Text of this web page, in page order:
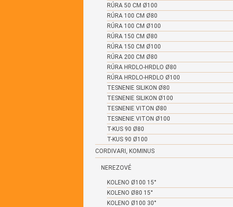
RÚRA 50 CM Ø100
RÚRA 100 CM Ø80
RÚRA 100 CM Ø100
RÚRA 150 CM Ø80
RÚRA 150 CM Ø100
RÚRA 200 CM Ø80
RÚRA HRDLO-HRDLO Ø80
RÚRA HRDLO-HRDLO Ø100
TESNENIE SILIKON Ø80
TESNENIE SILIKON Ø100
TESNENIE VITON Ø80
TESNENIE VITON Ø100
T-KUS 90 Ø80
T-KUS 90 Ø100
CORDIVARI, KOMINUS
NEREZOVÉ
KOLENO Ø100 15°
KOLENO Ø80 15°
KOLENO Ø100 30°